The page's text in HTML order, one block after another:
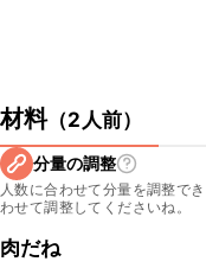
材料（2人前）
分量の調整
人数に合わせて分量を調整で
わせて調整してくださいね。
肉だね